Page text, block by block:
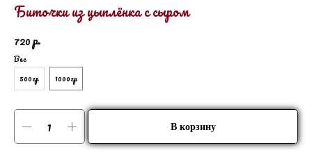
Биточки из цыплёнка с сыром
720 р.
Вес
500гр
1000гр
В корзину